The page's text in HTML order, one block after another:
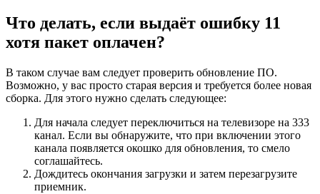
Что делать, если выдаёт ошибку 11
хотя пакет оплачен?
В таком случае вам следует проверить обновление ПО.
Возможно, у вас просто старая версия и требуется более новая
сборка. Для этого нужно сделать следующее:
Для начала следует переключиться на телевизоре на 333
канал. Если вы обнаружите, что при включении этого
канала появляется окошко для обновления, то смело
соглашайтесь.
Дождитесь окончания загрузки и затем перезагрузите
приемник.